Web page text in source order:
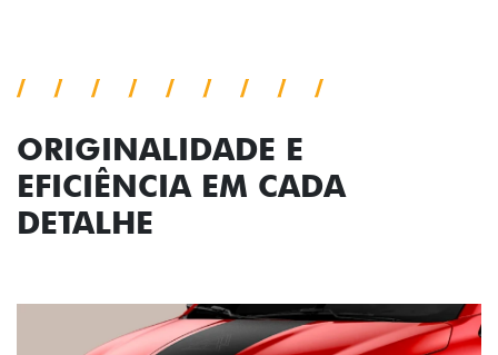
ORIGINALIDADE E
EFICIÊNCIA EM CADA
DETALHE